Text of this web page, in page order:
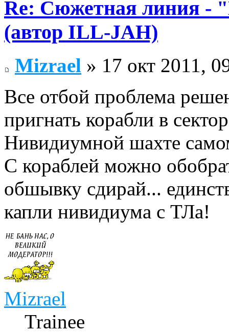
Re: Сюжетная линия -
(автор ILL-JAH)
Mizrael » 17 окт 2011,
Все отбой проблема
пригнать корабли в
Нивидиумной шахте
С кораблей можно
обшывку сдирай...
капли нивидиума с ТЛа!
Mizrael
Trainee